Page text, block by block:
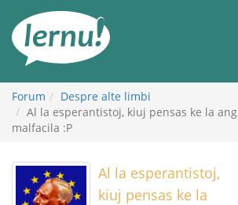
conținut
Forum
Despre alte limbi
Al la esperantistoj, kiuj pensas ke la
malfacila :P
Al la esperantistoj,
kiuj pensas ke la